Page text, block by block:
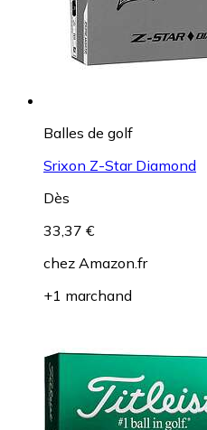
Balles de golf
Srixon Z-Star Diamond
Dès
33,37 €
chez Amazon.fr
+1 marchand